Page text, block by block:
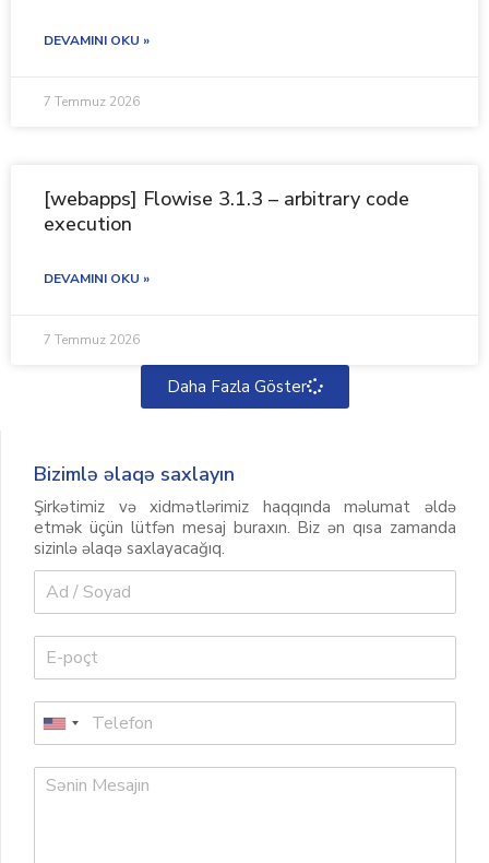
DEVAMINI OKU »
7 Temmuz 2026
[webapps] Flowise 3.1.3 – arbitrary code
execution
DEVAMINI OKU »
7 Temmuz 2026
Daha Fazla Göster
Bizimlə əlaqə saxlayın
Şirkətimiz və xidmətlərimiz haqqında məlumat əldə
etmək üçün lütfən mesaj buraxın. Biz ən qısa zamanda
sizinlə əlaqə saxlayacağıq.